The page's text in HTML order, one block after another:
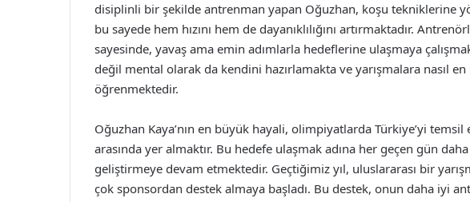
disiplinli bir şekilde antrenman yapan Oğuzhan, koşu tekniklerine
bu sayede hem hızını hem de dayanıklılığını artırmaktadır.
sayesinde, yavaş ama emin adımlarla hedeflerine ulaşmaya
değil mental olarak da kendini hazırlamakta ve yarışmalara nasıl en
öğrenmektedir.
Oğuzhan Kaya’nın en büyük hayali, olimpiyatlarda Türkiye’yi
arasında yer almaktır. Bu hedefe ulaşmak adına her geçen gün
geliştirmeye devam etmektedir. Geçtiğimiz yıl, uluslararası bir
çok sponsordan destek almaya başladı. Bu destek, onun daha iyi